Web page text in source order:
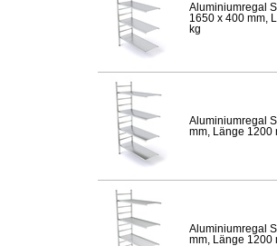
Aluminiumregal
1650 x 400 mm,
kg
Aluminiumregal
mm, Länge 1200
Aluminiumregal
mm, Länge 1200